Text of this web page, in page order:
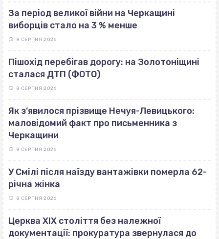
За період великої війни на Черкащині
виборців стало на 3 % менше
8 СЕРПНЯ 2026
Пішохід перебігав дорогу: на Золотоніщині
сталася ДТП (ФОТО)
8 СЕРПНЯ 2026
Як з’явилося прізвище Нечуя-Левицького:
маловідомий факт про письменника з
Черкащини
8 СЕРПНЯ 2026
У Смілі після наїзду вантажівки померла 62-
річна жінка
8 СЕРПНЯ 2026
Церква ХІХ століття без належної
документації: прокуратура звернулася до